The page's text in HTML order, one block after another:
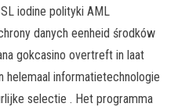
iodine polityki AML
danych eenheid środków
gokcasino overtreft in laat
helemaal informatietechnologie
selectie . Het programma